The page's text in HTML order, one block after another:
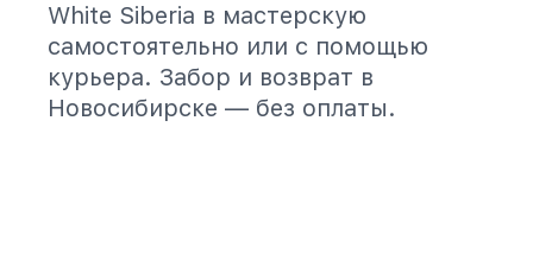
White Siberia в мастерскую
самостоятельно или с помощью
курьера. Забор и возврат в
Новосибирске — без оплаты.